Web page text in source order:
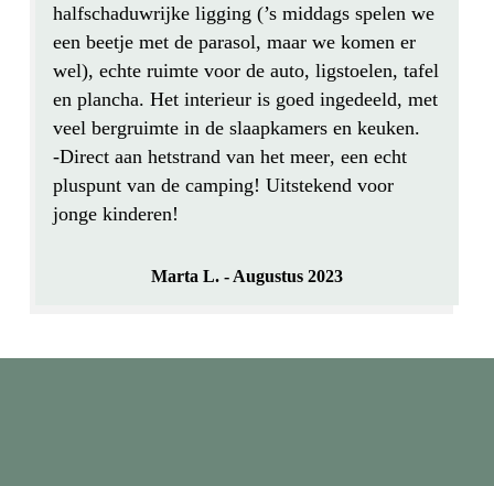
halfschaduwrijke ligging (’s middags spelen we
een beetje met de parasol, maar we komen er
wel), echte ruimte voor de auto, ligstoelen, tafel
en plancha. Het interieur is goed ingedeeld, met
veel bergruimte in de slaapkamers en keuken.
-Direct aan hetstrand van het meer, een echt
pluspunt van de camping! Uitstekend voor
jonge kinderen!
Marta L. - Augustus 2023